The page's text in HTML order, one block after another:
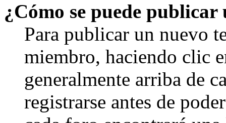
¿Cómo se puede
Para publicar un nuevo
miembro, haciendo clic
generalmente arriba de
registrarse antes de